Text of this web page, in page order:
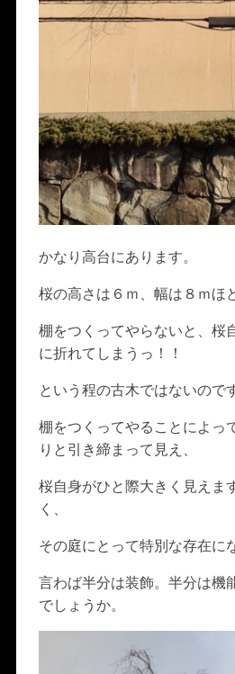
かなり高台にあります。
桜の高さは６ｍ、幅は８ｍほど
棚をつくってやらないと、桜
に折れてしまうっ！！
という程の古木ではないので
棚をつくってやることによっ
りと引き締まって見え、
桜自身がひと際大きく見えま
く、
その庭にとって特別な存在に
言わば半分は装飾。半分は機
でしょうか。